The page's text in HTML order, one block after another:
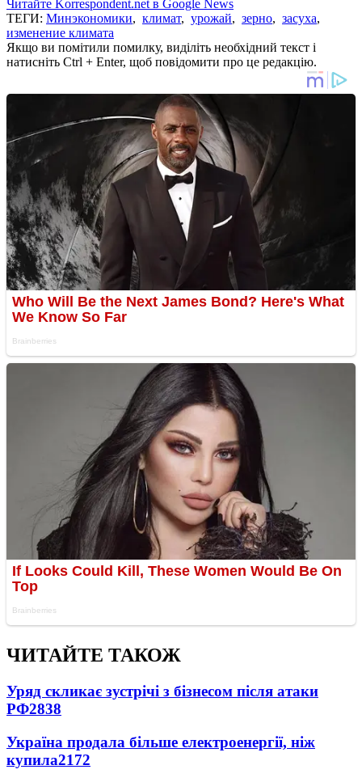
Читайте Korrespondent.net в Google News
ТЕГИ: Минэкономики, климат, урожай, зерно, засуха,
изменение климата
Якщо ви помітили помилку, виділіть необхідний текст і
натисніть Ctrl + Enter, щоб повідомити про це редакцію.
ЧИТАЙТЕ ТАКОЖ
Уряд скликає зустрічі з бізнесом після атаки
РФ2838
Україна продала більше електроенергії, ніж
купила2172